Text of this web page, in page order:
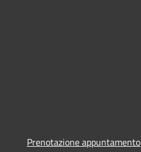
Prenotazione appuntamento